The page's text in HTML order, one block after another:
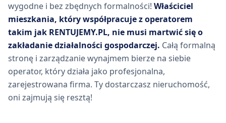
wygodne i bez zbędnych formalności! Właściciel
mieszkania, który współpracuje z operatorem
takim jak RENTUJEMY.PL, nie musi martwić się o
zakładanie działalności gospodarczej. Całą formalną
stronę i zarządzanie wynajmem bierze na siebie
operator, który działa jako profesjonalna,
zarejestrowana firma. Ty dostarczasz nieruchomość,
oni zajmują się resztą!